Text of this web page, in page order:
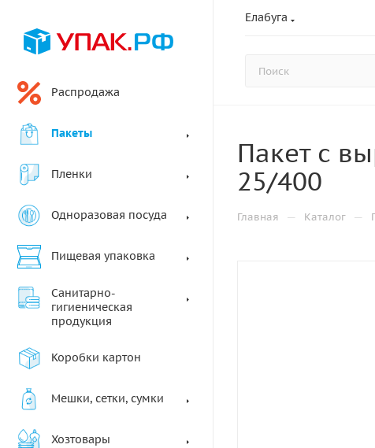
Елабуга
Распродажа
Пакеты
Пленки
Одноразовая посуда
Пищевая упаковка
Санитарно-
гигиеническая
продукция
Коробки картон
Мешки, сетки, сумки
Хозтовары
Пакет с
25/400
Главная — Каталог —